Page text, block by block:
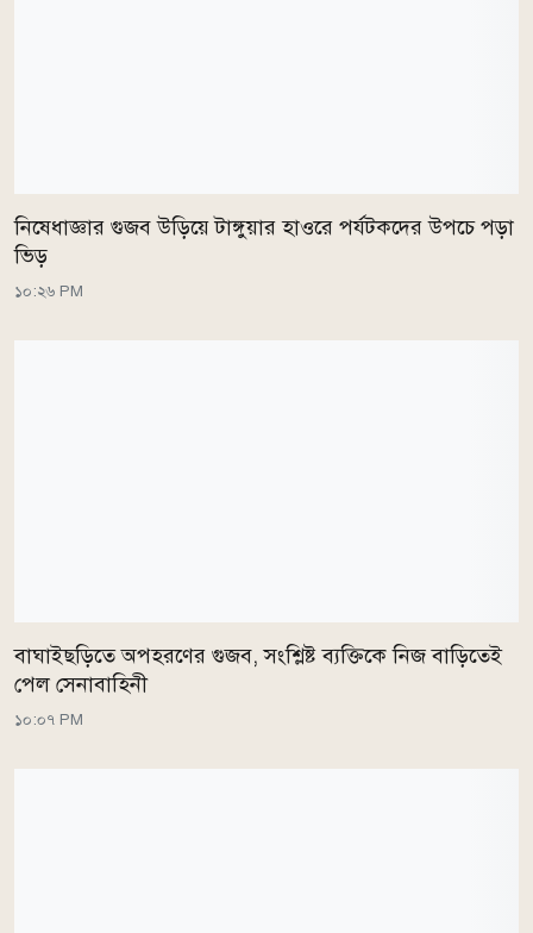
নিষেধাজ্ঞার গুজব উড়িয়ে টাঙ্গুয়ার হাওরে পর্যটকদের উপচে পড়া
ভিড়
১০:২৬ PM
বাঘাইছড়িতে অপহরণের গুজব, সংশ্লিষ্ট ব্যক্তিকে নিজ বাড়িতেই
পেল সেনাবাহিনী
১০:০৭ PM